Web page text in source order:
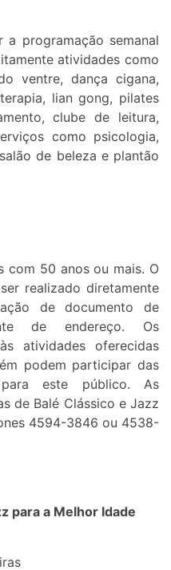
programação semanal
atividades como
ventre, dança cigana,
lian gong, pilates
clube de leitura,
como psicologia,
de beleza e plantão
com 50 anos ou mais. O
realizado diretamente
de documento de
de endereço. Os
atividades oferecidas
podem participar das
para este público. As
de Balé Clássico e Jazz
4594-3846 ou 4538-
para a Melhor Idade